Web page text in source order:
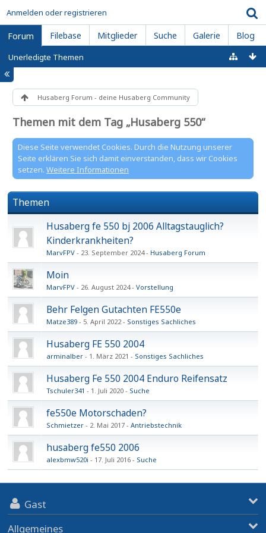
Anmelden oder registrieren
Forum Filebase Mitglieder Suche Galerie Blog
Unerledigte Themen
Husaberg Forum - deine Husaberg Community
Themen mit dem Tag „Husaberg 550“
Diese Seite verwendet Cookies. Durch die Nutzung unserer
Seite erklären Sie sich damit einverstanden, dass wir Cookies
setzen. Weitere Informationen
Themen
Husaberg fe 550 bj 2006 Alltagstauglich?
Kinderkrankheiten?
MarvFPV 23. September 2024 Husaberg Forum
Moin
MarvFPV 26. August 2024 Vorstellung
Behr Felgen Gutachten FE550e
Matze389 5. April 2022 Sonstiges Sachliches
Husaberg FE 550 2004
arminalber 1. März 2021 Sonstiges Sachliches
Husaberg Fe 550 2004 Enduro Reifensatz
Tschuler341 1. Juli 2020 Suche
fe550e Motorschaden?
Schmietzer 2. Mai 2017 Antriebstechnik
husaberg fe550 2006
alexbmw520i 17. Juli 2016 Suche
Gast
Allgemeines